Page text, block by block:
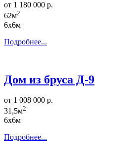
от 1 180 000 р.
62м2
6х6м
Подробнее...
Дом из бруса Д-9
от 1 008 000 р.
31,5м2
6х6м
Подробнее...